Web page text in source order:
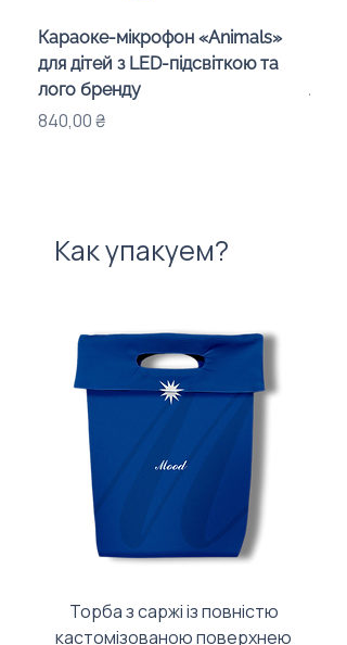
Караоке-мікрофон «Animals»
для дітей з LED-підсвіткою та
лого бренду
Цена
840,00 ₴
Как упакуем?
Торба з саржі із повністю
кастомізованою поверхнею